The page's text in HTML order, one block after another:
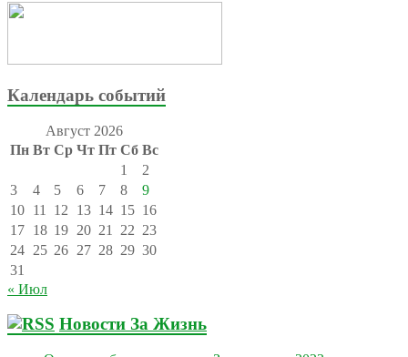
Календарь событий
Август 2026
Пн Вт Ср Чт Пт Сб Вс
1
2
3
4 5 6 7 8
9
10 11 12 13 14 15 16
17 18 19 20 21 22 23
24 25 26 27 28 29 30
31
« Июл
Новости За Жизнь